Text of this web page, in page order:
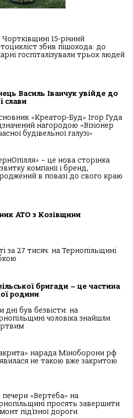
15-річний
збив пішохода: до
госпіталізували трьох людей
Василь Іванчук увійде до
слави
«Креатор-Буд» Ігор Гуда
нагородою «Візіонер
будівельної галузі»
– це нова сторінка
компанії і бренд,
в повазі до свого краю
АТО з Козівщини
за 27 тисяч: на Тернопільщині
бригади – це частина
родини
дні був безвісти: на
чоловіка знайшли
нарада Міноборони рф
не такою вже закритою
«Вертеба» на
просять завершити
під’їзної дороги